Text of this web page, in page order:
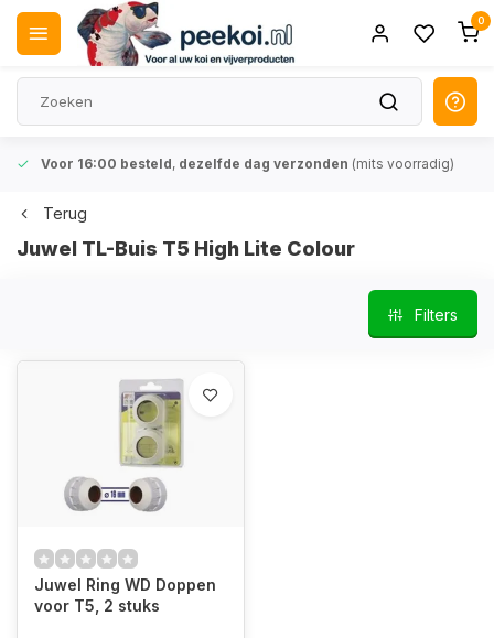
0
Voor 16:00 besteld, dezelfde dag verzonden (mits voorradig)
Terug
Juwel TL-Buis T5 High Lite Colour
Filters
Juwel Ring WD Doppen
voor T5, 2 stuks